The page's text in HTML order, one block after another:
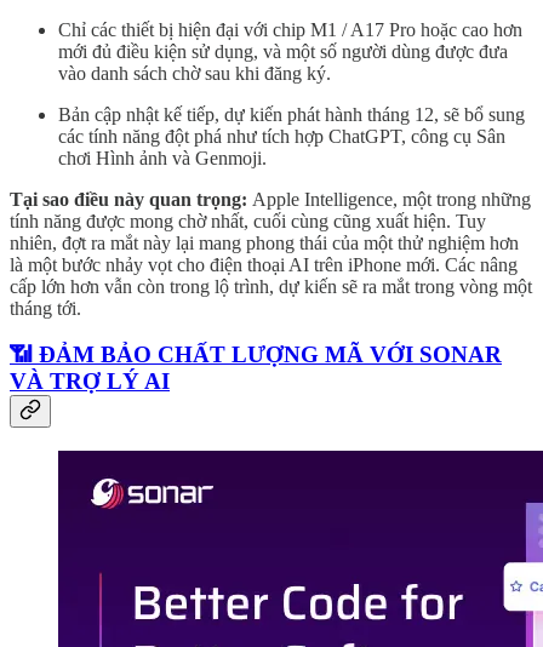
Chỉ các thiết bị hiện đại với chip M1 / A17 Pro hoặc cao hơn
mới đủ điều kiện sử dụng, và một số người dùng được đưa
vào danh sách chờ sau khi đăng ký.
Bản cập nhật kế tiếp, dự kiến phát hành tháng 12, sẽ bổ sung
các tính năng đột phá như tích hợp ChatGPT, công cụ Sân
chơi Hình ảnh và Genmoji.
Tại sao điều này quan trọng: Apple Intelligence, một trong những
tính năng được mong chờ nhất, cuối cùng cũng xuất hiện. Tuy
nhiên, đợt ra mắt này lại mang phong thái của một thử nghiệm hơn
là một bước nhảy vọt cho điện thoại AI trên iPhone mới. Các nâng
cấp lớn hơn vẫn còn trong lộ trình, dự kiến sẽ ra mắt trong vòng một
tháng tới.
📶 ĐẢM BẢO CHẤT LƯỢNG MÃ VỚI SONAR
VÀ TRỢ LÝ AI